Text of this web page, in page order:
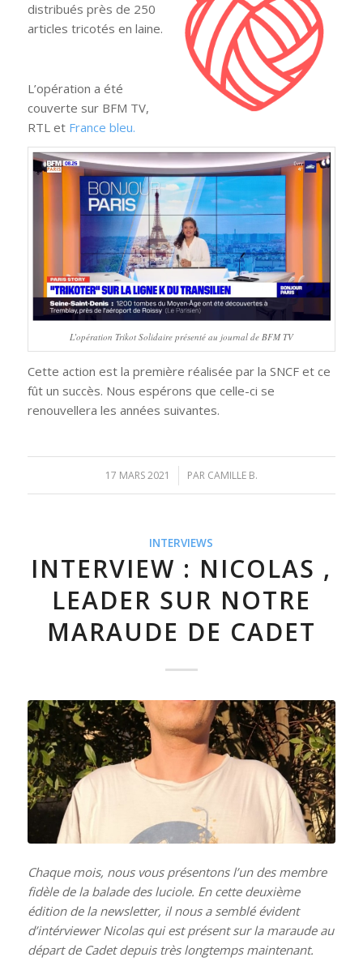
distribués près de 250
articles tricotés en laine.
L’opération a été
couverte sur BFM TV,
RTL etFrance bleu.
L’opération Trikot Solidaire présenté au journal de BFM TV
Cette action est la première réalisée par la SNCF et ce
fût un succès. Nous espérons que celle-ci se
renouvellera les années suivantes.
17 MARS 2021
/ PAR CAMILLE B.
INTERVIEWS
INTERVIEW : NICOLAS ,
LEADER SUR NOTRE
MARAUDE DE CADET
Chaque mois, nous vous présentons l’un des membre
fidèle de la balade des luciole. En cette deuxième
édition de la newsletter, il nous a semblé évident
d’intérviewer Nicolas qui est présent sur la maraude au
départ de Cadet depuis très longtemps maintenant.